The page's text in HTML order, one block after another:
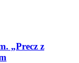
„Precz z